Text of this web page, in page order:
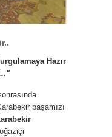
Hazır
paşamızı